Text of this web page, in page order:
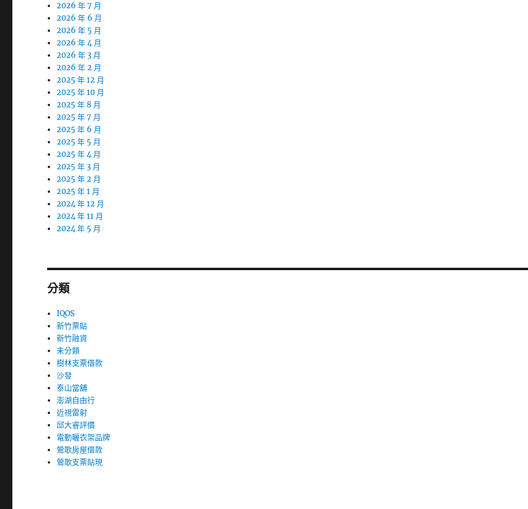
2026 年 7 月
2026 年 6 月
2026 年 5 月
2026 年 4 月
2026 年 3 月
2026 年 2 月
2025 年 12 月
2025 年 10 月
2025 年 8 月
2025 年 7 月
2025 年 6 月
2025 年 5 月
2025 年 4 月
2025 年 3 月
2025 年 2 月
2025 年 1 月
2024 年 12 月
2024 年 11 月
2024 年 5 月
分類
IQOS
新竹票貼
新竹融資
未分類
樹林支票借款
沙發
泰山當舖
澎湖自由行
近視雷射
邱大睿評價
電動曬衣架品牌
鶯歌房屋借款
鶯歌支票貼現